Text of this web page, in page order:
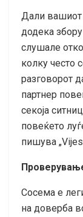
Дали вашиот
додека
слушале
колку често
разговорот
партнер
секоја
повеќето
пишува
Сосема е
на доверба